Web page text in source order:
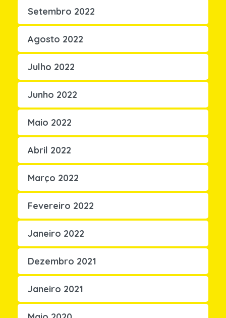
Setembro 2022
Agosto 2022
Julho 2022
Junho 2022
Maio 2022
Abril 2022
Março 2022
Fevereiro 2022
Janeiro 2022
Dezembro 2021
Janeiro 2021